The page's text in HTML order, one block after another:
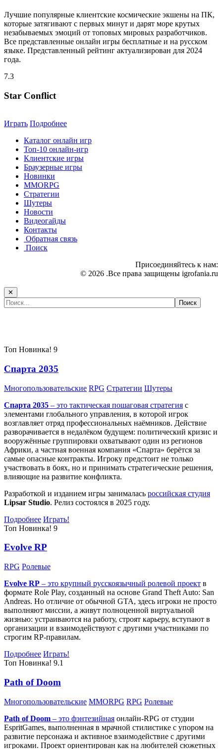
Лучшие популярные клиентские космические экшены на ПК,
которые затягивают с первых минут и дарят море крутых
незабываемых эмоций от топовых мировых разработчиков.
Все представленные онлайн игры бесплатные и на русском
языке. Представленный рейтинг актуализирован для 2024
года.
7.3
Star Conflict
Играть Подробнее
Каталог онлайн игр
Топ-10 онлайн-игр
Клиентские игры
Браузерные игры
Новинки
MMORPG
Стратегии
Шутеры
Новости
Видеогайды
Контакты
Обратная связь
Поиск
Присоединяйтесь к нам:
© 2026 .Все права защищены igrofania.ru
✕
Топ Новинка! 9
Спарта 2035
Многопользовательские RPG Стратегии Шутеры
Спарта 2035 – это тактическая пошаговая стратегия с
элементами глобального управления, в которой игрок
возглавляет отряд профессиональных наёмников. Действие
разворачивается в недалёком будущем: политический кризис и
вооружённые группировки охватывают один из регионов
Африки, а частная военная компания «Спарта» берётся за
самые опасные контракты. Игроку предстоит не только
участвовать в боях, но и принимать стратегические решения,
влияющие на развитие конфликта.
Разработкой и изданием игры занималась российская студия
Lipsar Studio. Релиз состоялся в 2025 году.
Подробнее Играть!
Топ Новинка! 9
Evolve RP
RPG Ролевые
Evolve RP – это крупный русскоязычный ролевой проект в
формате Role Play, созданный на основе Grand Theft Auto: San
Andreas. Но отличие от обычной GTA, здесь игроки не просто
выполняют миссии, а живут полноценной виртуальной
жизнью: устраиваются на работу, строят карьеру, вступают в
организации и взаимодействуют с другими участниками по
строгим RP-правилам.
Подробнее Играть!
Топ Новинка! 9.1
Path of Doom
Многопользовательские MMORPG RPG Ролевые
Path of Doom – это фэнтезийная онлайн-RPG от студии
EspritGames, выполненная в мрачной стилистике с упором на
развитие персонажа и активное взаимодействие с другими
игроками. Проект ориентирован как на любителей сюжетных